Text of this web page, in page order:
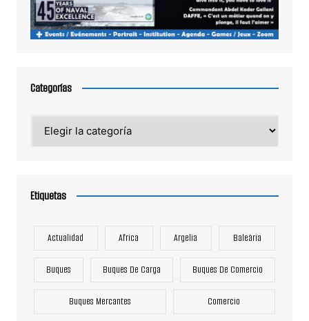
Categorías
Etiquetas
Actualidad Africa Argelia Baleària
Buques Buques De Carga Buques De Comercio
Buques Mercantes Comercio